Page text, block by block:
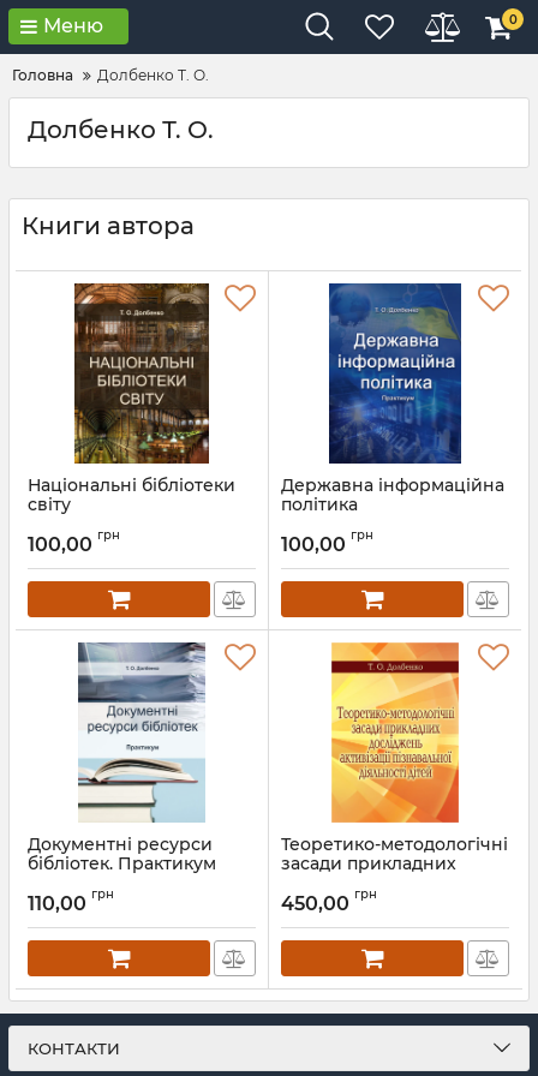
Меню 0
Головна Долбенко Т. О.
Долбенко Т. О.
Книги автора
Національні бібліотеки
світу
100,00 грн
Державна інформаційна
політика
100,00 грн
Документні ресурси
бібліотек. Практикум
110,00 грн
Теоретико-методологічні
засади прикладних
пізнавальної діяльності
Артикул: Л12150
450,00 грн
КОНТАКТИ